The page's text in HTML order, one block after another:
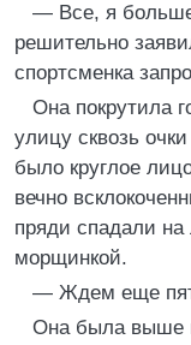
— Все, я
решительно
спортсменка
Она покрутила
улицу сквозь
было круглое
вечно
пряди спадали
морщинкой.
— Ждем еще
Она была выше